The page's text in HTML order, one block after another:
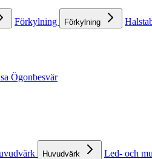
Förkylning Förkylning
Ögonbesvär
Huvudvärk Led- och